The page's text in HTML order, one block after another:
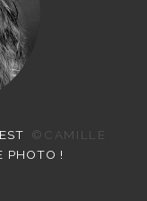
©CAMILLE
PHOTO !